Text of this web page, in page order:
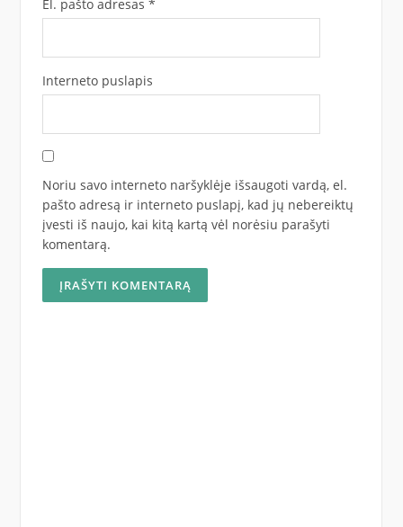
El. pašto adresas *
Interneto puslapis
Noriu savo interneto naršyklėje išsaugoti vardą, el.
pašto adresą ir interneto puslapį, kad jų nebereiktų
įvesti iš naujo, kai kitą kartą vėl norėsiu parašyti
komentarą.